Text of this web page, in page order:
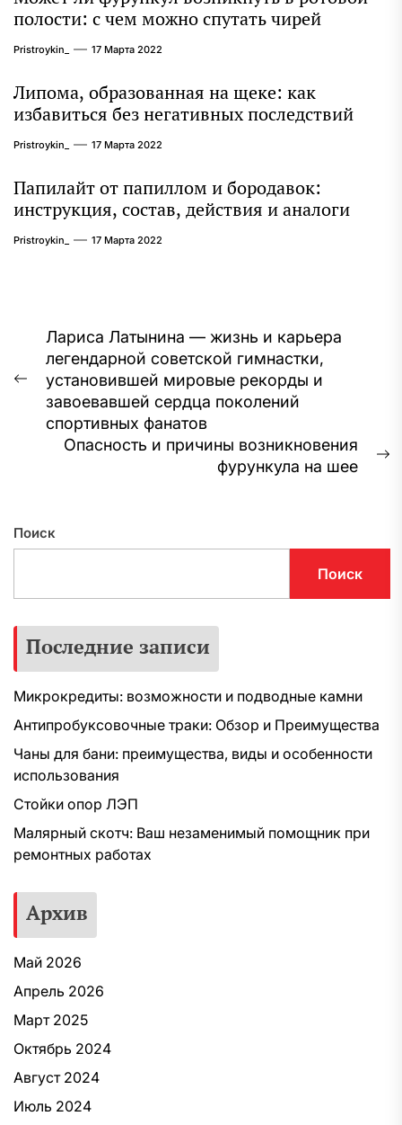
полости: с чем можно спутать чирей
Pristroykin_ 17 Марта 2022
Липома, образованная на щеке: как
избавиться без негативных последствий
Pristroykin_ 17 Марта 2022
Папилайт от папиллом и бородавок:
инструкция, состав, действия и аналоги
Pristroykin_ 17 Марта 2022
Навигация
по
записям
Предыдущая
запись:
Лариса Латынина — жизнь и карьера
легендарной советской гимнастки,
установившей мировые рекорды и
завоевавшей сердца поколений
спортивных фанатов
Опасность и причины возникновения
фурункула на шее
Поиск
Поиск
Последние записи
Микрокредиты: возможности и подводные камни
Антипробуксовочные траки: Обзор и Преимущества
Чаны для бани: преимущества, виды и особенности
использования
Стойки опор ЛЭП
Малярный скотч: Ваш незаменимый помощник при
ремонтных работах
Архив
Май 2026
Апрель 2026
Март 2025
Октябрь 2024
Август 2024
Июль 2024